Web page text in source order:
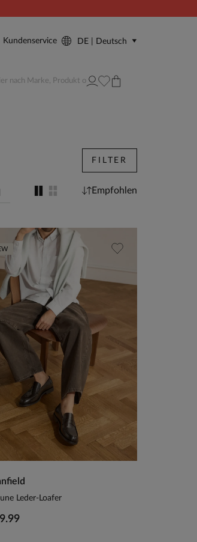
Kundenservice DE | Deutsch
FILTER
Empfohlen
Leder-Loafer